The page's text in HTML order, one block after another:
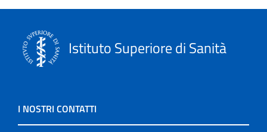
Istituto Superiore di Sanità
I NOSTRI CONTATTI